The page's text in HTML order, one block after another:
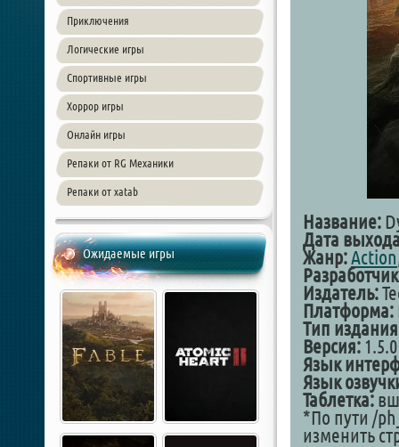
Приключения
Логические игры
Спортивные игры
Хоррор игры
Онлайн игры
Репаки от RG Механики
Репаки от xatab
Ожидаемые игры
Название:
Дата
Жанр:Action
Издатель:
Платформа:
Тип
Версия:
Язык
Язык
Таблетка:
*По пути /
изменить